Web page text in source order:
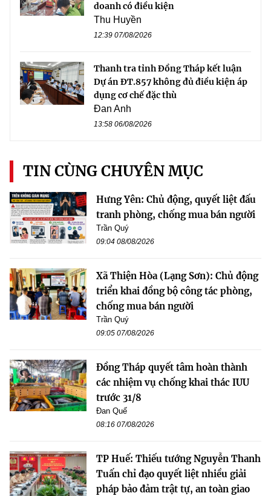
doanh có điều kiện
Thu Huyền
12:39 07/08/2026
Thanh tra tỉnh Đồng Tháp kết luận
Dự án ĐT.857 không đủ điều kiện áp
dụng cơ chế đặc thù
Đan Anh
13:58 06/08/2026
TIN CÙNG CHUYÊN MỤC
Hưng Yên: Chủ động, quyết liệt đấu
tranh phòng, chống mua bán người
Trần Quý
09:04 08/08/2026
Xã Thiện Hòa (Lạng Sơn): Chủ động
triển khai đồng bộ công tác phòng,
chống mua bán người
Trần Quý
09:05 07/08/2026
Đồng Tháp quyết tâm hoàn thành
các nhiệm vụ chống khai thác IUU
trước 31/8
Đan Quế
08:16 07/08/2026
TP Huế: Thiếu tướng Nguyễn Thanh
Tuấn chỉ đạo quyết liệt nhiều giải
pháp bảo đảm trật tự, an toàn giao